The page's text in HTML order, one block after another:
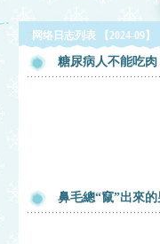
网络日志列表 【2024-09】
糖尿病人不能吃
鼻毛總“竄”出來